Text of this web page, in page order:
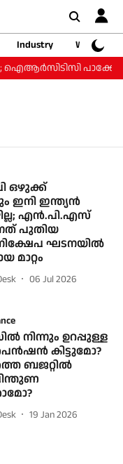
Industry
Web
പാക്കേജ്
ഒഴുക്ക്
ഇന്ത്യൻ
എൻ.പി.എസ്
പുതിയ
ഘടനയിൽ
മാറ്റം
06 Jul 2026
നിന്നും ഉറപ്പുള്ള
കിട്ടുമോ?
ബജറ്റിൽ
19 Jan 2026